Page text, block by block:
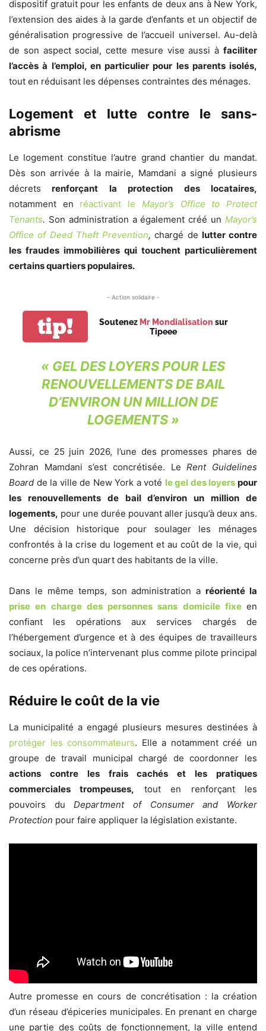
dispositif gratuit pour les enfants de deux ans à New York,
l’extension des aides à la garde d’enfants et un objectif de
généralisation progressive de l’accueil universel. Au-delà
de son aspect social, cette mesure vise aussi à faciliter
l’accès à l’emploi, en particulier pour les parents isolés,
tout en réduisant les dépenses contraintes des ménages.
Logement et lutte contre le sans-
abrisme
Le logement constitue l’autre grand chantier du mandat.
Dès son arrivée à la mairie, Mamdani a signé plusieurs
décrets renforçant la protection des locataires,
notamment en réactivant le Mayor’s Office to Protect
Tenants. Son administration a également créé unMayor’s
Office of Deed Theft Prevention, chargé de lutter contre
les fraudes immobilières qui touchent particulièrement
certains quartiers populaires.
- Action solidaire -
tip! Soutenez Mr Mondialisation sur
Tipeee
« GEL DES LOYERS POUR LES
RENOUVELLEMENTS DE BAIL
D’ENVIRON UN MILLION DE
LOGEMENTS »
Aussi, ce 25 juin 2026, l’une des promesses phares de
Zohran Mamdani s’est concrétisée. LeRent Guidelines
Board de la ville de New York a voté le gel des loyers pour
les renouvellements de bail d’environ un million de
logements, pour une durée pouvant aller jusqu’à deux ans.
Une décision historique pour soulager les ménages
confrontés à la crise du logement et au coût de la vie, qui
concerne près d’un quart des habitants de la ville.
Dans le même temps, son administration aréorienté la
prise en charge des personnes sans domicile fixe en
confiant les opérations aux services chargés de
l’hébergement d’urgence et à des équipes de travailleurs
sociaux, la police n’intervenant plus comme pilote principal
de ces opérations.
Réduire le coût de la vie
La municipalité a engagé plusieurs mesures destinées à
protéger les consommateurs. Elle a notamment créé un
groupe de travail municipal chargé de coordonner les
actions contre les frais cachés et les pratiques
commerciales trompeuses, tout en renforçant les
pouvoirs duDepartment of Consumer and Worker
Protection pour faire appliquer la législation existante.
Autre promesse en cours de concrétisation : la création
d’un réseau d’épiceries municipales. En prenant en charge
une partie des coûts de fonctionnement, la ville entend